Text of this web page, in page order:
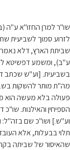
שו"ר למרן החזו"א ע"ה
לזרוע סמוך לשביעית
שביתת הארץ, דלא
ע"ב), ומשמע דפשיטא
בשביעית. [וע"ש שכתב
מה"ת מותר להשקות
פעולה בלא מעשה הוא
הספיחין והאילנות.
וע"ש.] ושו"כ שם
תלוי בבעלות, אלא
שהאיסור של שביתה